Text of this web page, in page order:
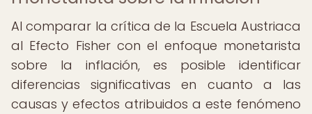
Al comparar la crítica de la Escuela Austriaca
al Efecto Fisher con el enfoque monetarista
sobre la inflación, es posible identificar
diferencias significativas en cuanto a las
causas y efectos atribuidos a este fenómeno